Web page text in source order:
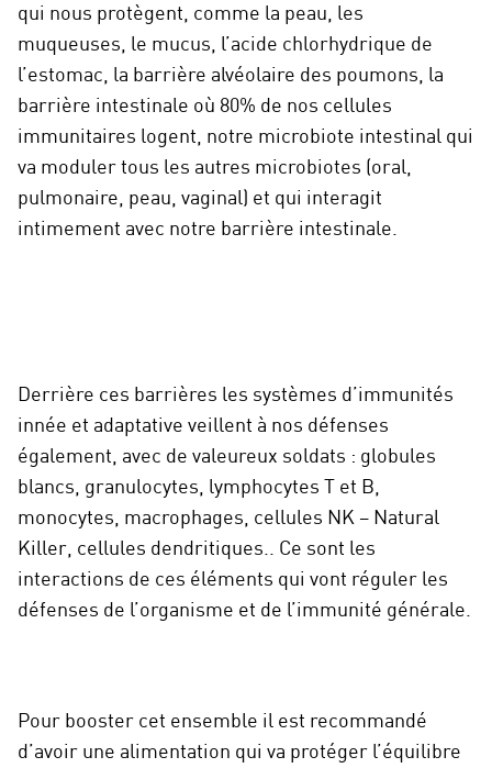
qui nous protègent, comme la peau, les
muqueuses, le mucus, l’acide chlorhydrique de
l’estomac, la barrière alvéolaire des poumons, la
barrière intestinale où 80% de nos cellules
immunitaires logent, notre microbiote intestinal qui
va moduler tous les autres microbiotes (oral,
pulmonaire, peau, vaginal) et qui interagit
intimement avec notre barrière intestinale.
Derrière ces barrières les systèmes d’immunités
innée et adaptative veillent à nos défenses
également, avec de valeureux soldats : globules
blancs, granulocytes, lymphocytes T et B,
monocytes, macrophages, cellules NK – Natural
Killer, cellules dendritiques.. Ce sont les
interactions de ces éléments qui vont réguler les
défenses de l’organisme et de l’immunité générale.
Pour booster cet ensemble il est recommandé
d’avoir une alimentation qui va protéger l’équilibre